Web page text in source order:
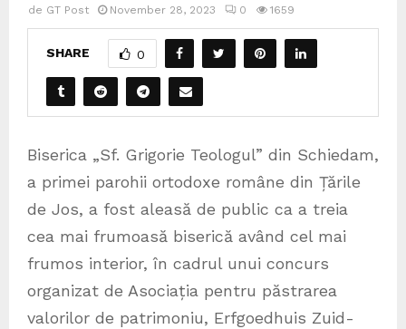
de GT Post November 28, 2023 0 1659
SHARE 0
Biserica „Sf. Grigorie Teologul” din Schiedam,
a primei parohii ortodoxe române din Țările
de Jos, a fost aleasă de public ca a treia
cea mai frumoasă biserică având cel mai
frumos interior, în cadrul unui concurs
organizat de Asociația pentru păstrarea
valorilor de patrimoniu, Erfgoedhuis Zuid-